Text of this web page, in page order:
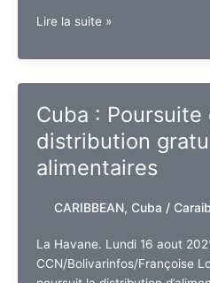
Cuba
L’ALBA-
les
mesures
coercitives
des
Unis
Lire la suite »
Cuba : Poursuite
distribution
alimentaires
CARIBBEAN, Cuba /
La Havane. Lundi 16 aout
CCN/Bolivarinfos/Françoise